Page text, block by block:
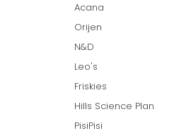
Acana
Orijen
N&D
Leo's
Friskies
Hills Science Plan
PisiPisi